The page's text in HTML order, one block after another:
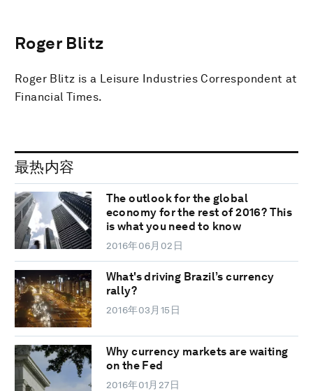
Roger Blitz
Roger Blitz is a Leisure Industries Correspondent at
Financial Times.
最热内容
The outlook for the global
economy for the rest of 2016? This
is what you need to know
2016年06月02日
What's driving Brazil’s currency
rally?
2016年03月15日
Why currency markets are waiting
on the Fed
2016年01月27日